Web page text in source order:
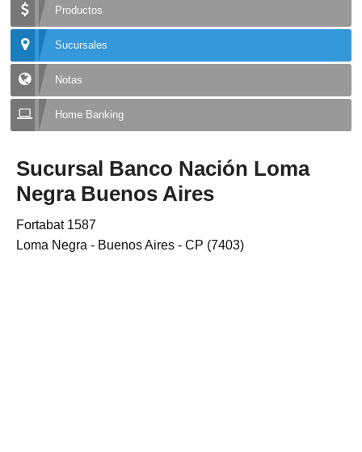
Productos
Sucursales
Notas
Home Banking
Sucursal Banco Nación Loma
Negra Buenos Aires
Fortabat 1587
Loma Negra - Buenos Aires - CP (7403)